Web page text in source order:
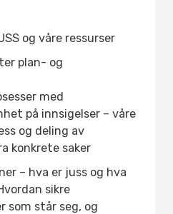
og våre ressurser
plan- og
med
på innsigelser – våre
og deling av
konkrete saker
– hva er juss og hva
sikre
som står seg, og